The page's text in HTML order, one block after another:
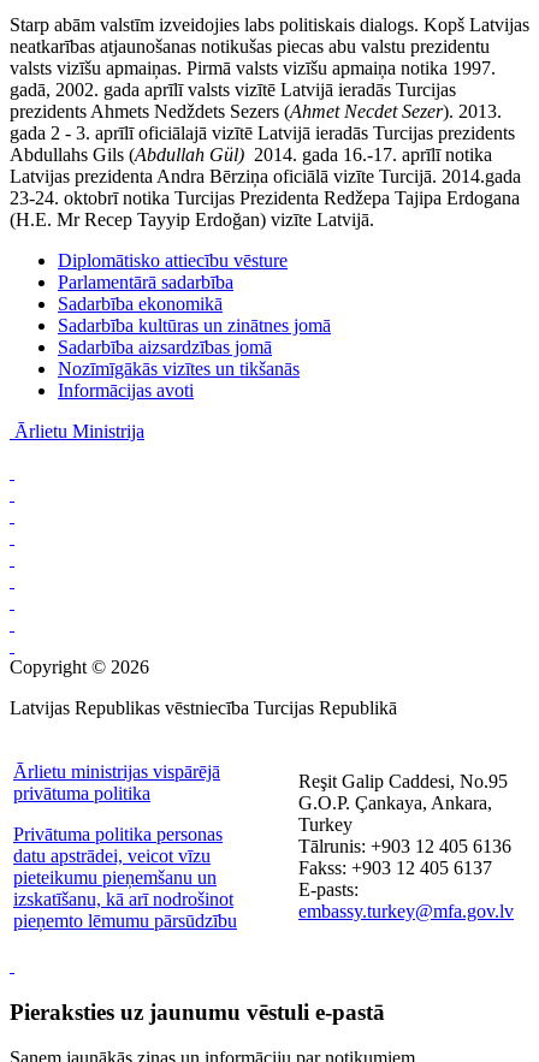
Starp abām valstīm izveidojies labs politiskais dialogs. Kopš Latvijas
neatkarības atjaunošanas notikušas piecas abu valstu prezidentu
valsts vizīšu apmaiņas. Pirmā valsts vizīšu apmaiņa notika 1997.
gadā, 2002. gada aprīlī valsts vizītē Latvijā ieradās Turcijas
prezidents Ahmets Nedždets Sezers (Ahmet Necdet Sezer). 2013.
gada 2 - 3. aprīlī oficiālajā vizītē Latvijā ieradās Turcijas prezidents
Abdullahs Gils (Abdullah Gül) 2014. gada 16.-17. aprīlī notika
Latvijas prezidenta Andra Bērziņa oficiālā vizīte Turcijā. 2014.gada
23-24. oktobrī notika Turcijas Prezidenta Redžepa Tajipa Erdogana
(H.E. Mr Recep Tayyip Erdoğan) vizīte Latvijā.
Diplomātisko attiecību vēsture
Parlamentārā sadarbība
Sadarbība ekonomikā
Sadarbība kultūras un zinātnes jomā
Sadarbība aizsardzības jomā
Nozīmīgākās vizītes un tikšanās
Informācijas avoti
Ārlietu Ministrija
Copyright © 2026
Latvijas Republikas vēstniecība Turcijas Republikā
Ārlietu ministrijas vispārējā
privātuma politika
Privātuma politika personas
datu apstrādei, veicot vīzu
pieteikumu pieņemšanu un
izskatīšanu, kā arī nodrošinot
pieņemto lēmumu pārsūdzību
Reşit Galip Caddesi, No.95
G.O.P. Çankaya, Ankara,
Turkey
Tālrunis: +903 12 405 6136
Fakss: +903 12 405 6137
E-pasts:
embassy.turkey@mfa.gov.lv
Pieraksties uz jaunumu vēstuli e-pastā